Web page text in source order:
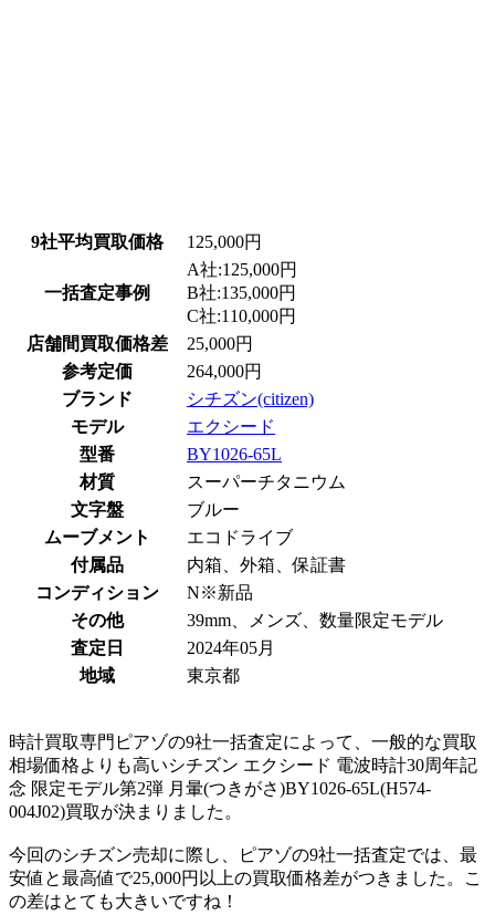
9社平均買取価格 125,000円
一括査定事例
A社:125,000円
B社:135,000円
C社:110,000円
店舗間買取価格差
25,000円
参考定価
264,000円
ブランド
シチズン(citizen)
モデル
エクシード
型番
BY1026-65L
材質
スーパーチタニウム
文字盤
ブルー
ムーブメント
エコドライブ
付属品
内箱、外箱、保証書
コンディション
N※新品
その他
39mm、メンズ、数量限定モデル
査定日
2024年05月
地域
東京都
時計買取専門ピアゾの9社一括査定によって、一般的な買取
相場価格よりも高いシチズン エクシード 電波時計30周年記
念 限定モデル第2弾 月暈(つきがさ)BY1026-65L(H574-
004J02)買取が決まりました。
今回のシチズン売却に際し、ピアゾの9社一括査定では、最
安値と最高値で25,000円以上の買取価格差がつきました。こ
の差はとても大きいですね！